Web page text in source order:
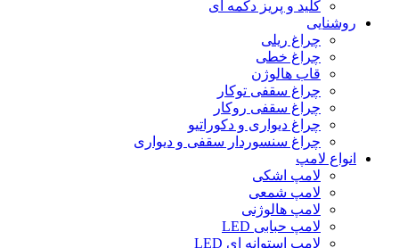
کلید و پریز دکمه‌ ای
روشنایی
چراغ ریلی
چراغ خطی
قاب هالوژن
چراغ سقفی توکار
چراغ سقفی روکار
چراغ دیواری و دکوراتیو
چراغ سنسوردار سقفی و دیواری
انواع لامپ
لامپ اشکی
لامپ شمعی
لامپ هالوژنی
لامپ حبابی LED
لامپ استوانه ای LED